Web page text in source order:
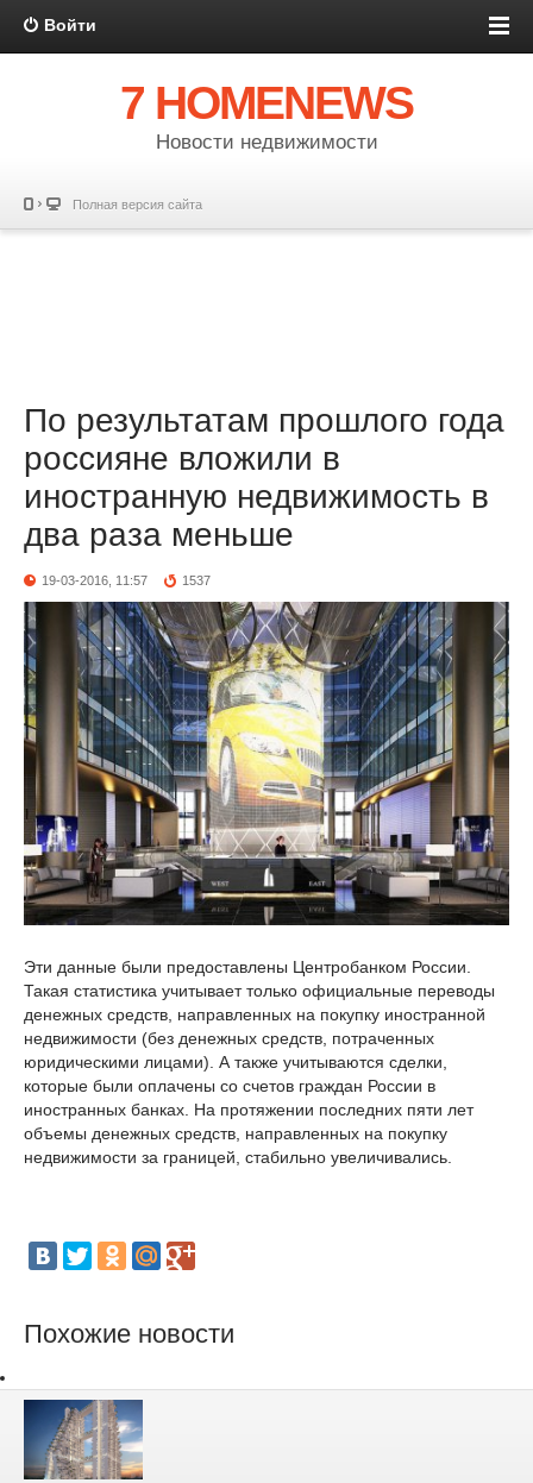
Войти
7 HOMENEWS
Новости недвижимости
Полная версия сайта
По результатам прошлого года
россияне вложили в
иностранную недвижимость в
два раза меньше
19-03-2016, 11:57 1537
Эти данные были предоставлены Центробанком России.
Такая статистика учитывает только официальные переводы
денежных средств, направленных на покупку иностранной
недвижимости (без денежных средств, потраченных
юридическими лицами). А также учитываются сделки,
которые были оплачены со счетов граждан России в
иностранных банках. На протяжении последних пяти лет
объемы денежных средств, направленных на покупку
недвижимости за границей, стабильно увеличивались.
Похожие новости